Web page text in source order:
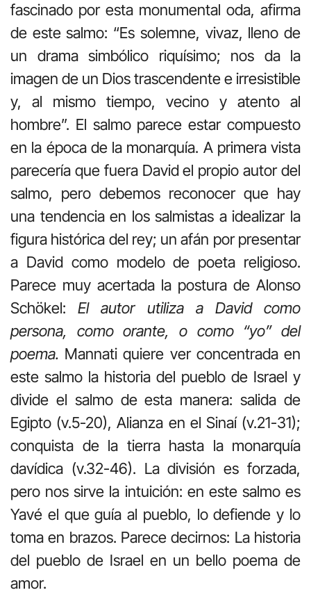
fascinado por esta monumental oda, afirma
de este salmo: “Es solemne, vivaz, lleno de
un drama simbólico riquísimo; nos da la
imagen de un Dios trascendente e irresistible
y, al mismo tiempo, vecino y atento al
hombre”. El salmo parece estar compuesto
en la época de la monarquía. A primera vista
parecería que fuera David el propio autor del
salmo, pero debemos reconocer que hay
una tendencia en los salmistas a idealizar la
figura histórica del rey; un afán por presentar
a David como modelo de poeta religioso.
Parece muy acertada la postura de Alonso
Schökel:El autor utiliza a David como
persona, como orante, o como “yo” del
poema. Mannati quiere ver concentrada en
este salmo la historia del pueblo de Israel y
divide el salmo de esta manera: salida de
Egipto (v.5-20), Alianza en el Sinaí (v.21-31);
conquista de la tierra hasta la monarquía
davídica (v.32-46). La división es forzada,
pero nos sirve la intuición: en este salmo es
Yavé el que guía al pueblo, lo defiende y lo
toma en brazos. Parece decirnos: La historia
del pueblo de Israel en un bello poema de
amor.